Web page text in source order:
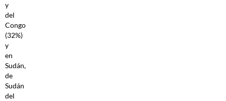
y
del
Congo
(32%)
y
en
Sudán,
de
Sudán
del